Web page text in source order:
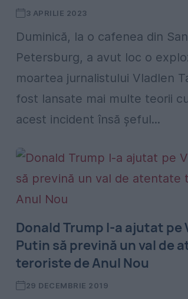
3 APRILIE 2023
Duminică, la o cafenea din
Petersburg, a avut loc o
moartea jurnalistului Vladlen
fost lansate mai multe teorii
acest incident însă șeful...
Donald Trump l-a ajutat pe
Putin să prevină un val de
teroriste de Anul Nou
29 DECEMBRIE 2019